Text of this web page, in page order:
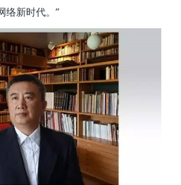
络新时代。”